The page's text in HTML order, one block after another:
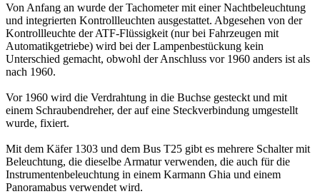
Von Anfang an wurde der Tachometer mit einer Nachtbeleuchtung
und integrierten Kontrollleuchten ausgestattet. Abgesehen von der
Kontrollleuchte der ATF-Flüssigkeit (nur bei Fahrzeugen mit
Automatikgetriebe) wird bei der Lampenbestückung kein
Unterschied gemacht, obwohl der Anschluss vor 1960 anders ist als
nach 1960.
Vor 1960 wird die Verdrahtung in die Buchse gesteckt und mit
einem Schraubendreher, der auf eine Steckverbindung umgestellt
wurde, fixiert.
Mit dem Käfer 1303 und dem Bus T25 gibt es mehrere Schalter mit
Beleuchtung, die dieselbe Armatur verwenden, die auch für die
Instrumentenbeleuchtung in einem Karmann Ghia und einem
Panoramabus verwendet wird.